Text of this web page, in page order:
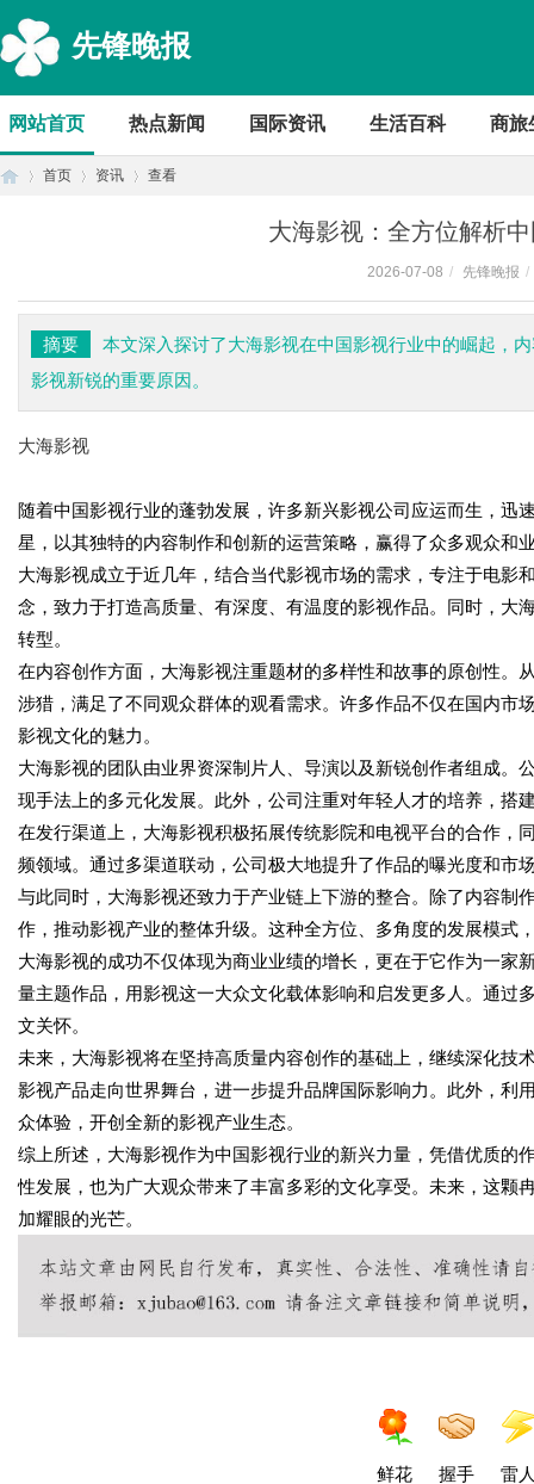
先锋晚报
网站首页 热点新闻 国际资讯 生活百科 商旅
首页 资讯 查看
大海影视：全方位解析
2026-07-08 / 先锋晚报 /
摘要
本文深入探讨了大海影视在中国影视行业中的崛起，
影视新锐的重要原因。
大海影视
随着中国影视行业的蓬勃发展，许多新兴影视公司应运而生，
星，以其独特的内容制作和创新的运营策略，赢得了众多观众和
大海影视成立于近几年，结合当代影视市场的需求，专注于电影
念，致力于打造高质量、有深度、有温度的影视作品。同时，大
转型。
在内容创作方面，大海影视注重题材的多样性和故事的原创性。
涉猎，满足了不同观众群体的观看需求。许多作品不仅在国内市
影视文化的魅力。
大海影视的团队由业界资深制片人、导演以及新锐创作者组成
现手法上的多元化发展。此外，公司注重对年轻人才的培养，搭
在发行渠道上，大海影视积极拓展传统影院和电视平台的合作，
频领域。通过多渠道联动，公司极大地提升了作品的曝光度和市
与此同时，大海影视还致力于产业链上下游的整合。除了内容制
作，推动影视产业的整体升级。这种全方位、多角度的发展模式
大海影视的成功不仅体现为商业业绩的增长，更在于它作为一
量主题作品，用影视这一大众文化载体影响和启发更多人。通过
文关怀。
未来，大海影视将在坚持高质量内容创作的基础上，继续深化技
影视产品走向世界舞台，进一步提升品牌国际影响力。此外，利
众体验，开创全新的影视产业生态。
综上所述，大海影视作为中国影视行业的新兴力量，凭借优质的
性发展，也为广大观众带来了丰富多彩的文化享受。未来，这颗
加耀眼的光芒。
鲜花 握手 雷